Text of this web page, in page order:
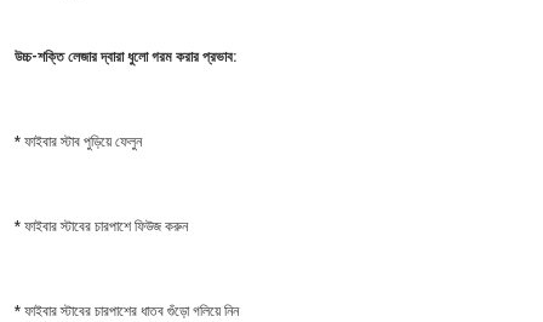
উচ্চ-শক্তি লেজার দ্বারা ধুলো গরম করার প্রভাব:
* ফাইবার স্টাব পুড়িয়ে ফেলুন
* ফাইবার স্টাবের চারপাশে ফিউজ করুন
* ফাইবার স্টাবের চারপাশের ধাতব গুঁড়ো গলিয়ে নিন